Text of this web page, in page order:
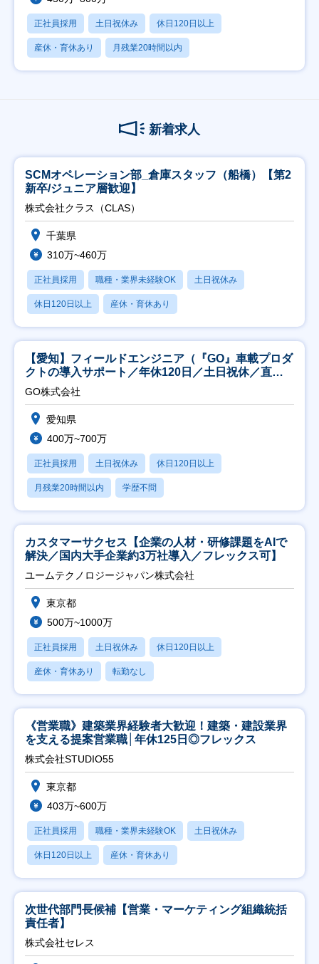
正社員採用 土日祝休み 休日120日以上
産休・育休あり 月残業20時間以内
新着求人
SCMオペレーション部_倉庫スタッフ（船橋）【第2
新卒/ジュニア層歓迎】
株式会社クラス（CLAS）
千葉県
310万~460万
正社員採用 職種・業界未経験OK 土日祝休み
休日120日以上 産休・育休あり
【愛知】フィールドエンジニア（『GO』車載プロダ
クトの導入サポート／年休120日／土日祝休／直行
直帰
GO株式会社
愛知県
400万~700万
正社員採用 土日祝休み 休日120日以上
月残業20時間以内 学歴不問
カスタマーサクセス【企業の人材・研修課題をAIで
解決／国内大手企業約3万社導入／フレックス可】
ユームテクノロジージャパン株式会社
東京都
500万~1000万
正社員採用 土日祝休み 休日120日以上
産休・育休あり 転勤なし
《営業職》建築業界経験者大歓迎！建築・建設業界
を支える提案営業職│年休125日◎フレックス
株式会社STUDIO55
東京都
403万~600万
正社員採用 職種・業界未経験OK 土日祝休み
休日120日以上 産休・育休あり
次世代部門長候補【営業・マーケティング組織統括
責任者】
株式会社セレス